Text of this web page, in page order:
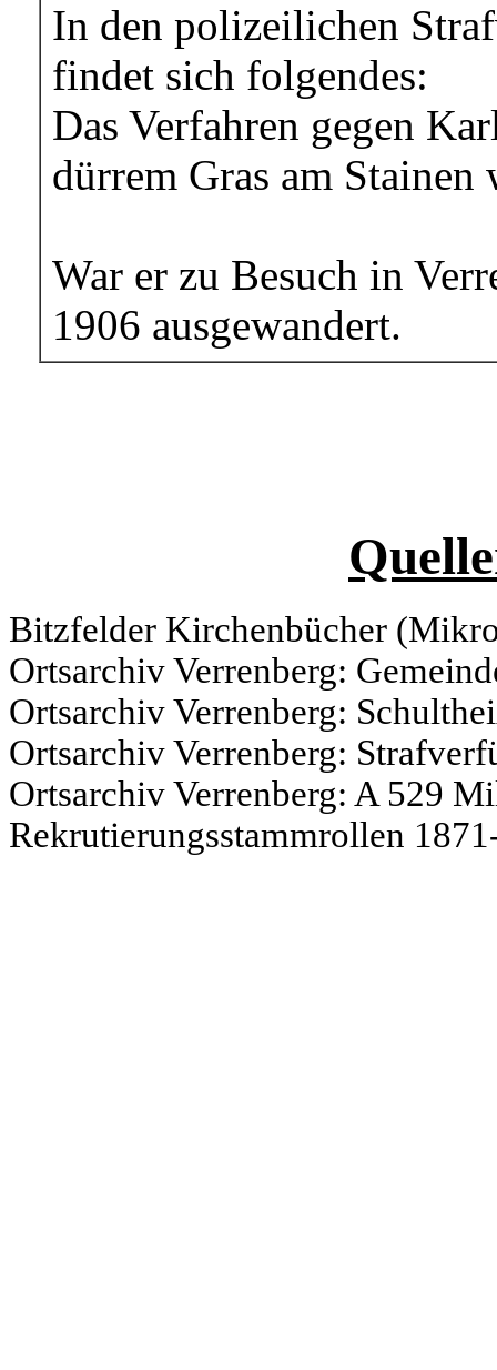
In den polizeilichen
findet sich folgendes:
Das Verfahren gegen
dürrem Gras am
War er zu Besuch in
1906 ausgewandert.
Bitzfelder Kirchenbücher
Ortsarchiv Verrenberg:
Ortsarchiv Verrenberg:
Ortsarchiv Verrenberg:
Ortsarchiv Verrenberg: A 529
Rekrutierungsstammrollen